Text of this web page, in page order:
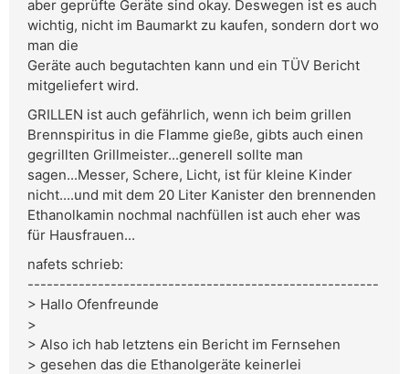
aber geprüfte Geräte sind okay. Deswegen ist es auch
wichtig, nicht im Baumarkt zu kaufen, sondern dort wo
man die
Geräte auch begutachten kann und ein TÜV Bericht
mitgeliefert wird.
GRILLEN ist auch gefährlich, wenn ich beim grillen
Brennspiritus in die Flamme gieße, gibts auch einen
gegrillten Grillmeister...generell sollte man
sagen...Messer, Schere, Licht, ist für kleine Kinder
nicht....und mit dem 20 Liter Kanister den brennenden
Ethanolkamin nochmal nachfüllen ist auch eher was
für Hausfrauen...
nafets schrieb:
-------------------------------------------------------
> Hallo Ofenfreunde
>
> Also ich hab letztens ein Bericht im Fernsehen
> gesehen das die Ethanolgeräte keinerlei